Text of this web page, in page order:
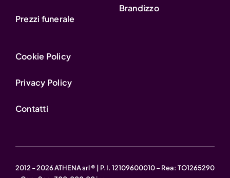
Prezzi funerale
Brandizzo
Cookie Policy
Privacy Policy
Contatti
2012 - 2026 ATHENA srl ® | P.I. 12109600010 – Rea: TO1265290